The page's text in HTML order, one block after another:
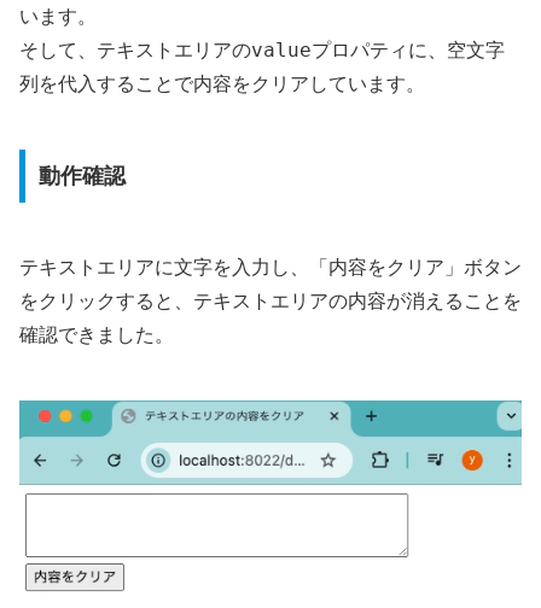
います。
そして、テキストエリアのvalueプロパティに、空文字
列を代入することで内容をクリアしています。
動作確認
テキストエリアに文字を入力し、「内容をクリア」ボタン
をクリックすると、テキストエリアの内容が消えることを
確認できました。